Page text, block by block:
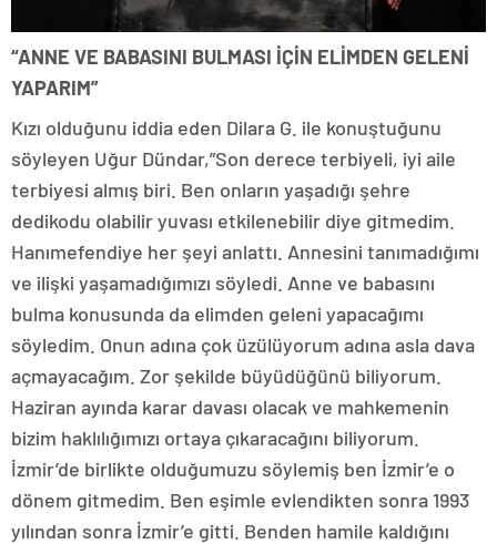
“ANNE VE BABASINI BULMASI İÇİN ELİMDEN GELENİ
YAPARIM”
Kızı olduğunu iddia eden Dilara G. ile konuştuğunu
söyleyen Uğur Dündar,”Son derece terbiyeli, iyi aile
terbiyesi almış biri. Ben onların yaşadığı şehre
dedikodu olabilir yuvası etkilenebilir diye gitmedim.
Hanımefendiye her şeyi anlattı. Annesini tanımadığımı
ve ilişki yaşamadığımızı söyledi. Anne ve babasını
bulma konusunda da elimden geleni yapacağımı
söyledim. Onun adına çok üzülüyorum adına asla dava
açmayacağım. Zor şekilde büyüdüğünü biliyorum.
Haziran ayında karar davası olacak ve mahkemenin
bizim haklılığımızı ortaya çıkaracağını biliyorum.
İzmir’de birlikte olduğumuzu söylemiş ben İzmir’e o
dönem gitmedim. Ben eşimle evlendikten sonra 1993
yılından sonra İzmir’e gitti. Benden hamile kaldığını